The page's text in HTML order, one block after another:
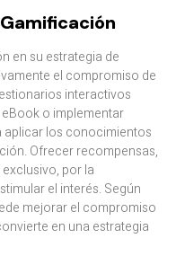
en su estrategia de
el compromiso de
interactivos
o implementar
aplicar los conocimientos
Ofrecer recompensas,
por la
el interés. Según
mejorar el compromiso
en una estrategia